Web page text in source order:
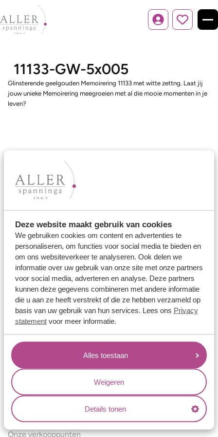
Deze website maakt gebruik van cookies
We gebruiken cookies om content en advertenties te
personaliseren, om functies voor social media te bieden en
om ons websiteverkeer te analyseren. Ook delen we
informatie over uw gebruik van onze site met onze partners
voor social media, adverteren en analyse. Deze partners
kunnen deze gegevens combineren met andere informatie
die u aan ze heeft verstrekt of die ze hebben verzameld op
basis van uw gebruik van hun services. Lees ons Privacy
statementvoor meer informatie.
Alles toestaan
Weigeren
Details tonen
Inloggen
11133-GW-5x005
Glinsterende geelgouden Memoirering 11133 met witte zettng. Laat jij
jouw unieke Memoirering meegroeien met al die mooie momenten in je
leven?
Ons aanbod
Trouwringen
Verlovingsringen
Vriendschapsringen
Over ons
Aller Spanninga
Historie
Certificaten
Blogs
Jouw voordelen
Conflictvrije Materialen
Oneindig veel mogelijkheden
Kwaliteit
Juweliers & Contact
Onze verkooppunten